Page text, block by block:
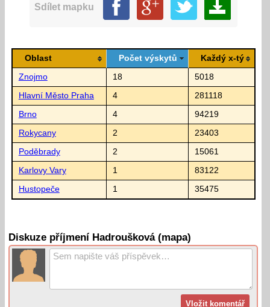
Sdílet mapku
Oblast Počet výskytů Každý x-tý
Znojmo 18 5018
Hlavní Město Praha 4 281118
Brno 4 94219
Rokycany 2 23403
Poděbrady 2 15061
Karlovy Vary 1 83122
Hustopeče 1 35475
Diskuze příjmení Hadroušková (mapa)